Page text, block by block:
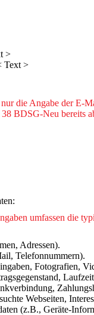
>
Text >
die Angabe der E-
BDSG-Neu bereits
umfassen die
Adressen).
Telefonnummern).
Fotografien,
Webseiten,
(z.B., Geräte-